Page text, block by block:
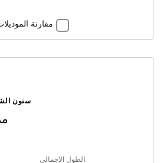
مقارنة
سنون
الطول الإجمالي